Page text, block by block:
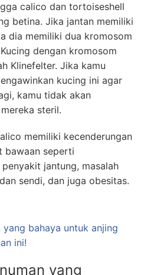
calico dan tortoiseshell
betina. Jika jantan memiliki
dia memiliki dua kromosom
dengan kromosom
Klinefelter. Jika kamu
kucing ini agar
kamu tidak akan
steril.
memiliki kecenderungan
bawaan seperti
jantung, masalah
sendi, dan juga obesitas.
yang